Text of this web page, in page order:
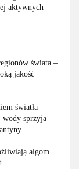
aktywnych
świata –
jakość
światła
wody sprzyja
algom